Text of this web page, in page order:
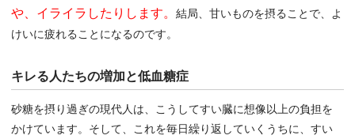
や、イライラしたりします。結局、甘いものを摂ることで、よ
けいに疲れることになるのです。
キレる人たちの増加と低血糖症
砂糖を摂り過ぎの現代人は、こうしてすい臓に想像以上の負担を
かけています。そして、これを毎日繰り返していくうちに、すい